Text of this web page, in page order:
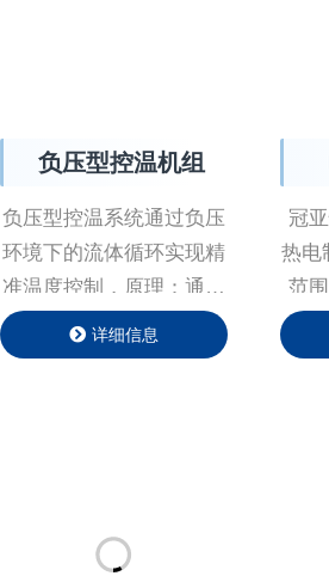
负压型控温机组
负压型控温系统通过负压
环境下的流体循环实现精
准温度控制，原理：通过
负压发⽣器驱动导热介质
（⽔/油）循环，避免泄
详细信息
冠
热电
范
半
基